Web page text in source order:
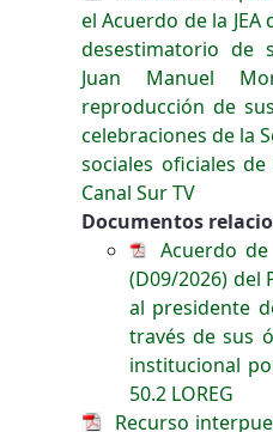
el Acuerdo de la JEA
desestimatorio de
Juan Manuel
reproducción de
celebraciones de la
sociales oficiales
Canal Sur TV
Documentos
Acuerdo
(D09/2026) del
al presidente
través de sus
institucional
50.2 LOREG
Recurso